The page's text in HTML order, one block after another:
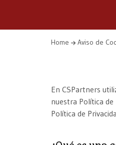
Home Aviso de
En CSPartners
nuestra Política
Política de